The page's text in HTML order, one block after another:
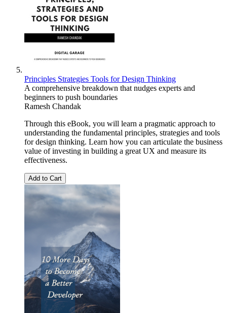
Principles Strategies Tools for Design Thinking
A comprehensive breakdown that nudges experts and
beginners to push boundaries
Ramesh Chandak
Through this eBook, you will learn a pragmatic approach to
understanding the fundamental principles, strategies and tools
for design thinking. Learn how you can articulate the business
value of investing in building a great UX and measure its
effectiveness.
Add to Cart